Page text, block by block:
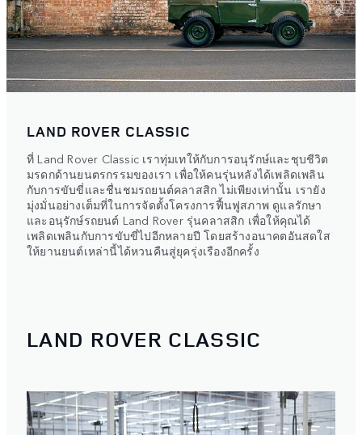
LAND ROVER CLASSIC
ที่ Land Rover Classic เราทุ่มเทให้กับการอนุรักษ์และชุบชีวิต
มรดกด้านยนตรกรรมของเรา เพื่อให้คนรุ่นหลังได้เพลิดเพลิน
กับการขับขี่และชื่นชมรถยนต์คลาสสิก ไม่เพียงเท่านั้น เรายัง
มุ่งมั่นอย่างเต็มที่ในการจัดตั้งโครงการฟื้นฟูสภาพ ดูแลรักษา
และอนุรักษ์รถยนต์ Land Rover รุ่นคลาสสิก เพื่อให้คุณได้
เพลิดเพลินกับการขับขี่ไปอีกหลายปี โดยสร้างอนาคตอันสดใส
ให้ยานยนต์เหล่านี้ได้หวนคืนสู่ยุครุ่งเรืองอีกครั้ง
LAND ROVER CLASSIC